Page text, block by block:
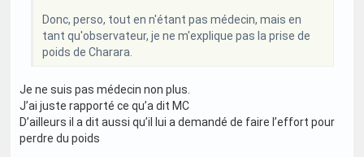
Donc, perso, tout en n'étant pas médecin, mais en
tant qu'observateur, je ne m'explique pas la prise de
poids de Charara.
Je ne suis pas médecin non plus.
J’ai juste rapporté ce qu’a dit MC
D’ailleurs il a dit aussi qu’il lui a demandé de faire l’effort pour
perdre du poids